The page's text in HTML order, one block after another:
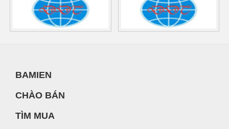
BAMIEN
CHÀO BÁN
TÌM MUA